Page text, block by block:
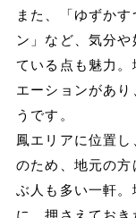
また、「ゆずか
ン」など、気分
ている点も魅力。
エーションがあ
うです。
鳳エリアに位置
のため、地元の
ぶ人も多い一軒